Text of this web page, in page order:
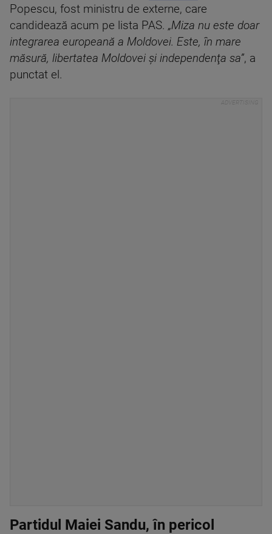
Popescu, fost ministru de externe, care
candidează acum pe lista PAS. „Miza nu este doar
integrarea europeană a Moldovei. Este, în mare
măsură, libertatea Moldovei şi independenţa sa”, a
punctat el.
Partidul Maiei Sandu, în pericol